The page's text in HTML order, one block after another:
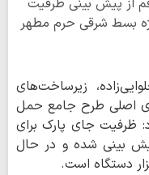
از پیش بینی ظرفیت
بسط شرقی حرم مطهر
زیرساخت‌های
اصلی طرح جامع حمل
ظرفیت جای پارک برای
پیش بینی شده و در حال